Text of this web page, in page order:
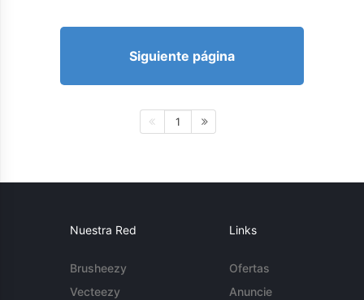
Siguiente página
1
Nuestra Red
Brusheezy
Vecteezy
Links
Ofertas
Anuncie